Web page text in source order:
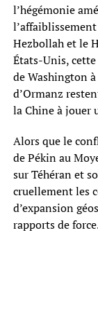
l’hégémonie
Hezbollah et le
États-Unis,
de Washington
d’Ormanz
la Chine à jouer
Alors que le
de Pékin au
sur Téhéran et
cruellement les
d’expansion
rapports de